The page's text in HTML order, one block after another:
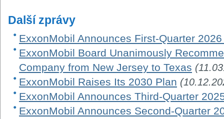
Další zprávy
ExxonMobil Announces First-Quarter
ExxonMobil Board Unanimously
Company from New Jersey to Texas
ExxonMobil Raises Its 2030 Plan
ExxonMobil Announces Third-Quarter
ExxonMobil Announces Second-Quarter